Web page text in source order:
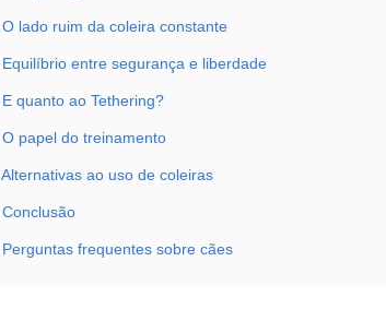
O lado ruim da coleira constante
Equilíbrio entre segurança e liberdade
E quanto ao Tethering?
O papel do treinamento
Alternativas ao uso de coleiras
Conclusão
Perguntas frequentes sobre cães